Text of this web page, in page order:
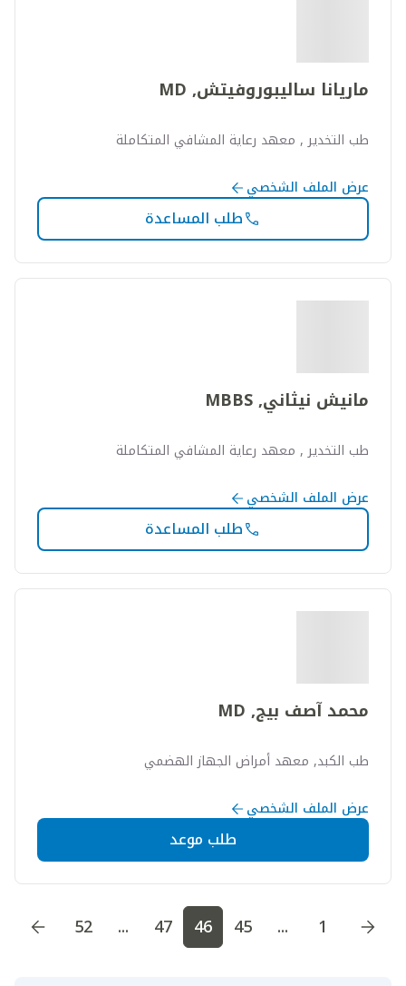
ماريانا ساليبوروفيتش, MD
طب التخدير , معهد رعاية المشافي المتكاملة
عرض الملف الشخصي
طلب المساعدة
مانيش نيثاني, MBBS
طب التخدير , معهد رعاية المشافي المتكاملة
عرض الملف الشخصي
طلب المساعدة
محمد آصف بيج, MD
طب الكبد, معهد أمراض الجهاز الهضمي
عرض الملف الشخصي
طلب موعد
اذهب إلى الصفحة 1اذهب إلى الصفحة اذهب إلى 1
...
45
46
47
...
52